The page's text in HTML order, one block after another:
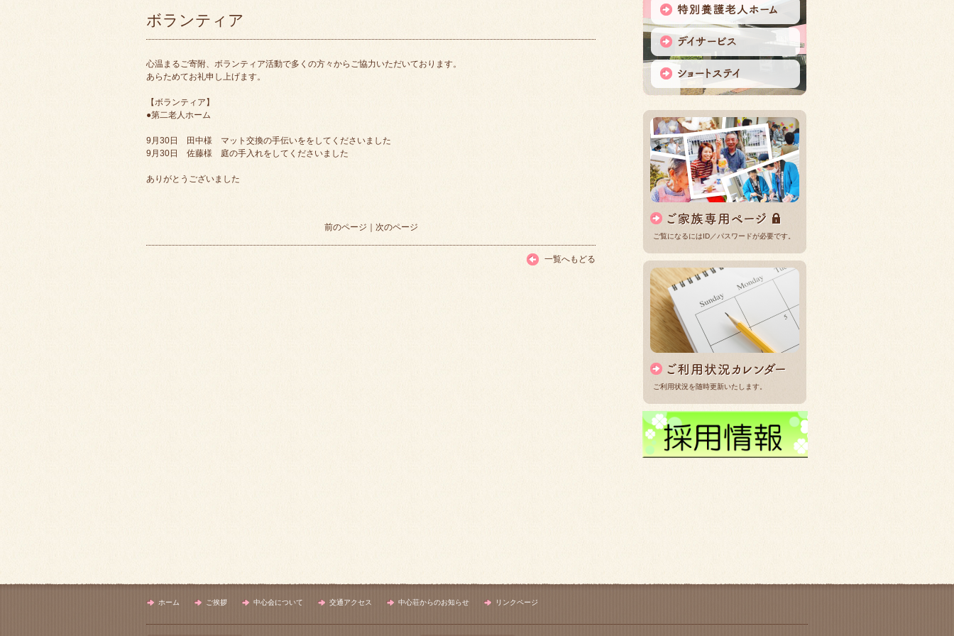
ボランティア
心温まるご寄附、ボランティア活動で多くの方々からご協力いただいております。
あらためてお礼申し上げます。
【ボランティア】
●第二老人ホーム
9月30日 田中様 マット交換の手伝いををしてくださいました
9月30日 佐藤様 庭の手入れをしてくださいました
ありがとうございました
前のページ 次のページ
一覧へもどる
ご覧になるにはID／パスワードが必要です。
ご利用状況を随時更新いたします。
ホーム ご挨拶 中心会について 交通アクセス 中心荘からのお知らせ リンクページ